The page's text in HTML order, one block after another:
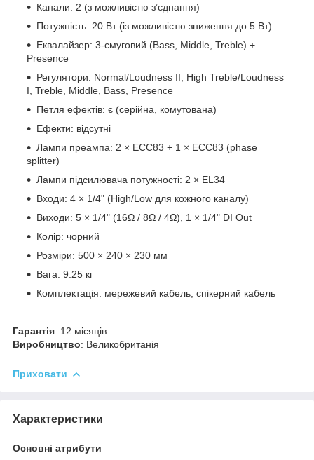
Канали: 2 (з можливістю з’єднання)
Потужність: 20 Вт (із можливістю зниження до 5 Вт)
Еквалайзер: 3-смуговий (Bass, Middle, Treble) +
Presence
Регулятори: Normal/Loudness II, High Treble/Loudness
I, Treble, Middle, Bass, Presence
Петля ефектів: є (серійна, комутована)
Ефекти: відсутні
Лампи преампа: 2 × ECC83 + 1 × ECC83 (phase
splitter)
Лампи підсилювача потужності: 2 × EL34
Входи: 4 × 1/4" (High/Low для кожного каналу)
Виходи: 5 × 1/4" (16Ω / 8Ω / 4Ω), 1 × 1/4" DI Out
Колір: чорний
Розміри: 500 × 240 × 230 мм
Вага: 9.25 кг
Комплектація: мережевий кабель, спікерний кабель
Гарантія: 12 місяців
Виробництво: Великобританія
Приховати
Характеристики
Основні атрибути